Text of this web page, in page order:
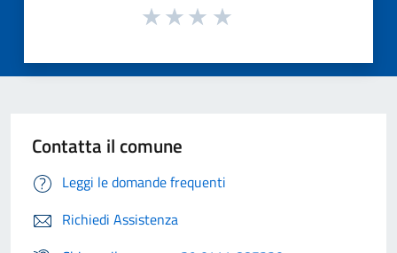
Contatta il comune
Leggi le domande frequenti
Richiedi Assistenza